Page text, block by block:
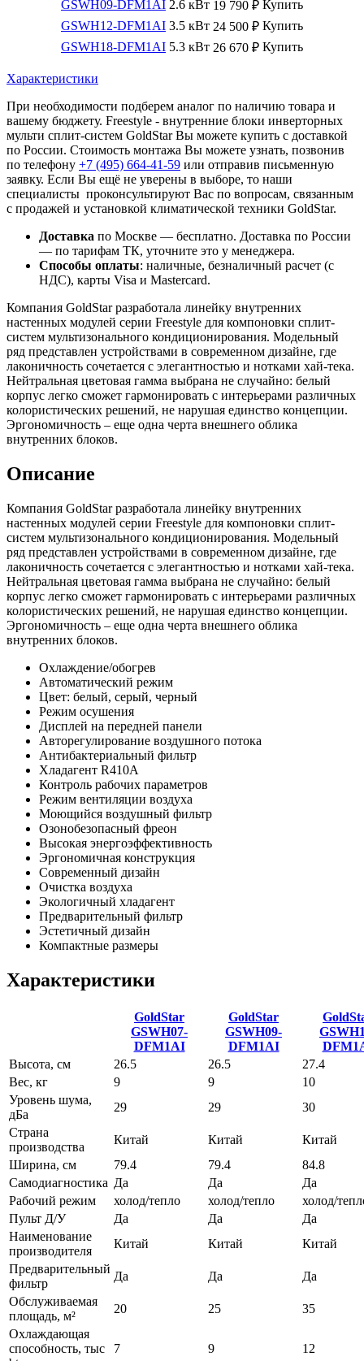
GSWH09-DFM1AI 2.6 кВт 19 790 ₽ Купить
GSWH12-DFM1AI 3.5 кВт 24 500 ₽ Купить
GSWH18-DFM1AI 5.3 кВт 26 670 ₽ Купить
Характеристики
При необходимости подберем аналог по наличию товара и
вашему бюджету. Freestyle - внутренние блоки инверторных
мульти сплит-систем GoldStar Вы можете купить с доставкой
по России. Стоимость монтажа Вы можете узнать, позвонив
по телефону +7 (495) 664-41-59 или отправив письменную
заявку. Если Вы ещё не уверены в выборе, то наши
специалисты проконсультируют Вас по вопросам, связанным
с продажей и установкой климатической техники GoldStar.
Доставка по Москве — бесплатно. Доставка по России
— по тарифам ТК, уточните это у менеджера.
Способы оплаты: наличные, безналичный расчет (с
НДС), карты Visa и Mastercard.
Компания GoldStar разработала линейку внутренних
настенных модулей серии Freestyle для компоновки сплит-
систем мультизонального кондиционирования. Модельный
ряд представлен устройствами в современном дизайне, где
лаконичность сочетается с элегантностью и нотками хай-тека.
Нейтральная цветовая гамма выбрана не случайно: белый
корпус легко сможет гармонировать с интерьерами различных
колористических решений, не нарушая единство концепции.
Эргономичность – еще одна черта внешнего облика
внутренних блоков.
Описание
Компания GoldStar разработала линейку внутренних
настенных модулей серии Freestyle для компоновки сплит-
систем мультизонального кондиционирования. Модельный
ряд представлен устройствами в современном дизайне, где
лаконичность сочетается с элегантностью и нотками хай-тека.
Нейтральная цветовая гамма выбрана не случайно: белый
корпус легко сможет гармонировать с интерьерами различных
колористических решений, не нарушая единство концепции.
Эргономичность – еще одна черта внешнего облика
внутренних блоков.
Охлаждение/обогрев
Автоматический режим
Цвет: белый, серый, черный
Режим осушения
Дисплей на передней панели
Авторегулирование воздушного потока
Антибактериальный фильтр
Хладагент R410A
Контроль рабочих параметров
Режим вентиляции воздуха
Моющийся воздушный фильтр
Озонобезопасный фреон
Высокая энергоэффективность
Эргономичная конструкция
Современный дизайн
Очистка воздуха
Экологичный хладагент
Предварительный фильтр
Эстетичный дизайн
Компактные размеры
Характеристики
GoldStar
GSWH07-
DFM1AI
GoldStar
GSWH09-
DFM1AI
Высота, см
26.5 26.5
27.4
Вес, кг
9 9
10
Уровень шума,
дБа
29 29
30
Страна
производства
Китай Китай
Китай
Ширина, см
79.4 79.4
84.8
Самодиагностика Да Да
Да
Рабочий режим
холод/тепло холод/тепло
холод/
Пульт Д/У
Да Да
Да
Наименование
производителя
Китай Китай
Китай
Предварительный
фильтр
Да Да
Да
Обслуживаемая
площадь, м²
20 25
35
Охлаждающая
способность, тыс
7 9 12